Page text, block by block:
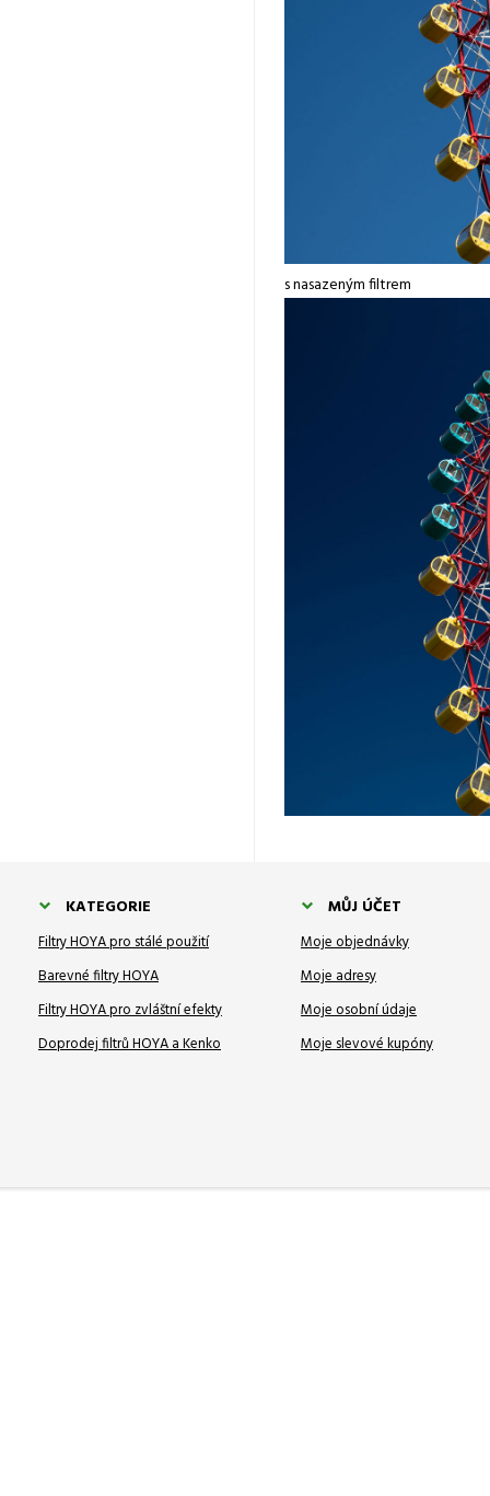
s nasazeným filtrem
KATEGORIE
Filtry HOYA pro stálé použití
Barevné filtry HOYA
Filtry HOYA pro zvláštní efekty
Doprodej filtrů HOYA a Kenko
MŮJ ÚČET
Moje objednávky
Moje adresy
Moje osobní údaje
Moje slevové kupóny